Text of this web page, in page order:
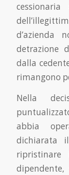
d’azienda
detrazione
dalla
rimangono
Nella
abbia
dichiarata